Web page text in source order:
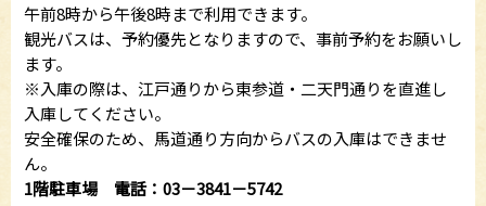
午前8時から午後8時まで利用できます。
観光バスは、予約優先となりますので、事前予約をお願いし
ます。
※入庫の際は、江戸通りから東参道・二天門通りを直進し
入庫してください。
安全確保のため、馬道通り方向からバスの入庫はできませ
ん。
1階駐車場 電話：03－3841－5742